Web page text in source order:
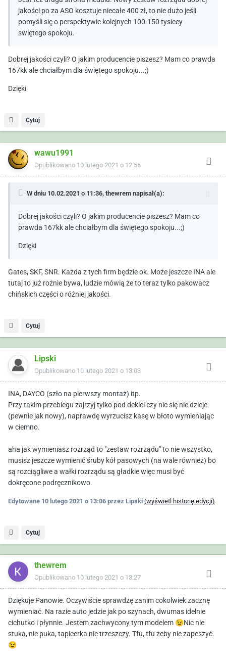
jakości po za ASO kosztuje niecałe 400 zł, to nie dużo jeśli
pomyśli się o perspektywie kolejnych 100-150 tysiecy
swiętego spokoju.
Dobrej jakości czyli? O jakim producencie piszesz? Mam co prawda
167kk ale chciałbym dla świętego spokoju...;)
Dzięki
Cytuj
wawu1991
Opublikowano 10 lutego 2021 o 12:56
W dniu 10.02.2021 o 11:36, thewrem napisał(a):
Dobrej jakości czyli? O jakim producencie piszesz? Mam co
prawda 167kk ale chciałbym dla świętego spokoju...;)
Dzięki
Gates, SKF, SNR. Każda z tych firm będzie ok. Może jeszcze INA ale
tutaj to już rożnie bywa, ludzie mówią że to teraz tylko pakowacz
chińskich części o różniej jakości.
Cytuj
Lipski
Opublikowano 10 lutego 2021 o 13:03
INA, DAYCO (szło na pierwszy montaż) itp.
Przy takim przebiegu zajrzyj tylko pod dekiel czy nic się nie dzieje
(pewnie jak nowy), naprawdę wyrzucisz kasę w błoto wymieniając
w ciemno.
aha jak wymieniasz rozrząd to "zestaw rozrządu" to nie wszystko,
musisz jeszcze wymienić śruby kół pasowych (na wale również) bo
są rozciągliwe a wałki rozrządu są gładkie więc musi być
dokręcone podręcznikowo.
Edytowane 10 lutego 2021 o 13:06 przez Lipski (wyświetl historię edycji)
Cytuj
thewrem
Opublikowano 10 lutego 2021 o 13:27
Dziękuje Panowie. Oczywiście sprawdzę zanim cokolwiek zacznę
wymieniać. Na razie auto jedzie jak po szynach, dwumas idelnie
cichutko i płynnie. Jestem zachwycony tym modelem 😉Nic nie
stuka, nie puka, tapicerka nie trzeszczy. Tfu, tfu żeby nie zapeszyć
😉